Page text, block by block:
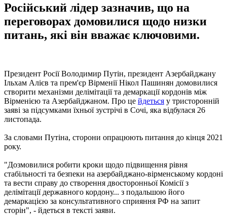
Російський лідер зазначив, що на
переговорах домовилися щодо низки
питань, які він вважає ключовими.
Президент Росії Володимир Путін, президент Азербайджану
Ільхам Алієв та прем'єр Вірменії Нікол Пашинян домовилися
створити механізми делімітації та демаркації кордонів між
Вірменією та Азербайджаном. Про це йдеться у тристоронній
заяві за підсумками їхньої зустрічі в Сочі, яка відбулася 26
листопада.
За словами Путіна, сторони опрацюють питання до кінця 2021
року.
"Дозмовилися робити кроки щодо підвищення рівня
стабільності та безпеки на азербайджано-вірменському кордоні
та вести справу до створення двосторонньої Комісії з
делімітації державного кордону... з подальшою його
демаркацією за консультативного сприяння РФ на запит
сторін", - йдеться в тексті заяви.